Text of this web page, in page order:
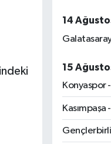
14
15
Konyaspor